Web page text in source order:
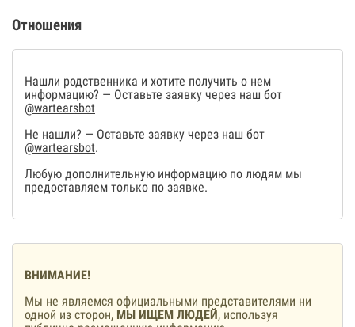
Отношения
Нашли родственника и хотите получить о нем
информацию? — Оставьте заявку через наш бот
@wartearsbot
Не нашли? — Оставьте заявку через наш бот
@wartearsbot.
Любую дополнительную информацию по людям мы
предоставляем только по заявке.
ВНИМАНИЕ!
Мы не являемся официальными представителями ни
одной из сторон, МЫ ИЩЕМ ЛЮДЕЙ, используя